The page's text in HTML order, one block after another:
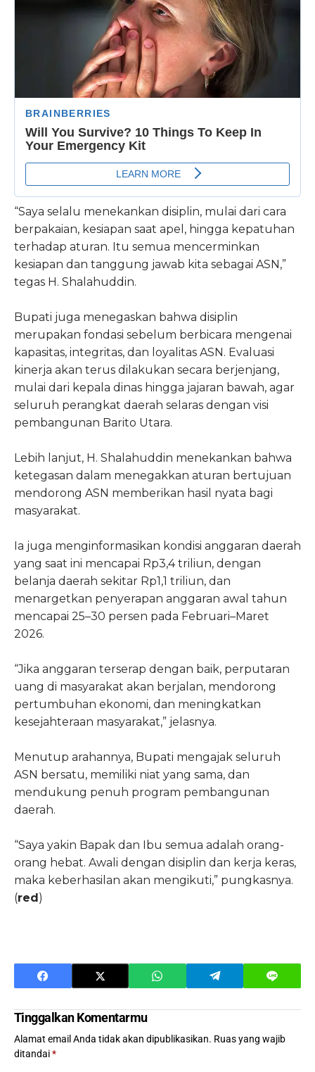
“Saya selalu menekankan disiplin, mulai dari cara
berpakaian, kesiapan saat apel, hingga kepatuhan
terhadap aturan. Itu semua mencerminkan
kesiapan dan tanggung jawab kita sebagai ASN,”
tegas H. Shalahuddin.
Bupati juga menegaskan bahwa disiplin
merupakan fondasi sebelum berbicara mengenai
kapasitas, integritas, dan loyalitas ASN. Evaluasi
kinerja akan terus dilakukan secara berjenjang,
mulai dari kepala dinas hingga jajaran bawah, agar
seluruh perangkat daerah selaras dengan visi
pembangunan Barito Utara.
Lebih lanjut, H. Shalahuddin menekankan bahwa
ketegasan dalam menegakkan aturan bertujuan
mendorong ASN memberikan hasil nyata bagi
masyarakat.
Ia juga menginformasikan kondisi anggaran daerah
yang saat ini mencapai Rp3,4 triliun, dengan
belanja daerah sekitar Rp1,1 triliun, dan
menargetkan penyerapan anggaran awal tahun
mencapai 25–30 persen pada Februari–Maret
2026.
“Jika anggaran terserap dengan baik, perputaran
uang di masyarakat akan berjalan, mendorong
pertumbuhan ekonomi, dan meningkatkan
kesejahteraan masyarakat,” jelasnya.
Menutup arahannya, Bupati mengajak seluruh
ASN bersatu, memiliki niat yang sama, dan
mendukung penuh program pembangunan
daerah.
“Saya yakin Bapak dan Ibu semua adalah orang-
orang hebat. Awali dengan disiplin dan kerja keras,
maka keberhasilan akan mengikuti,” pungkasnya.
(red )
Tinggalkan Komentarmu
Alamat email Anda tidak akan dipublikasikan. Ruas yang wajib
ditandai*